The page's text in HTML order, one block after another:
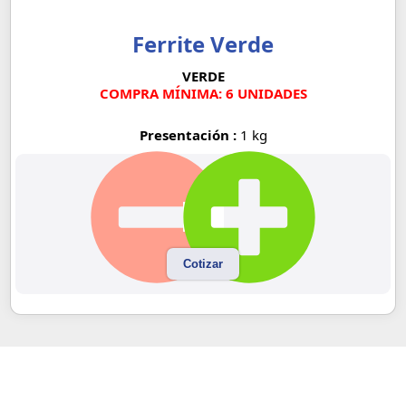
Ferrite Verde
VERDE
COMPRA MÍNIMA: 6 UNIDADES
Presentación : 1 kg
Cotizar